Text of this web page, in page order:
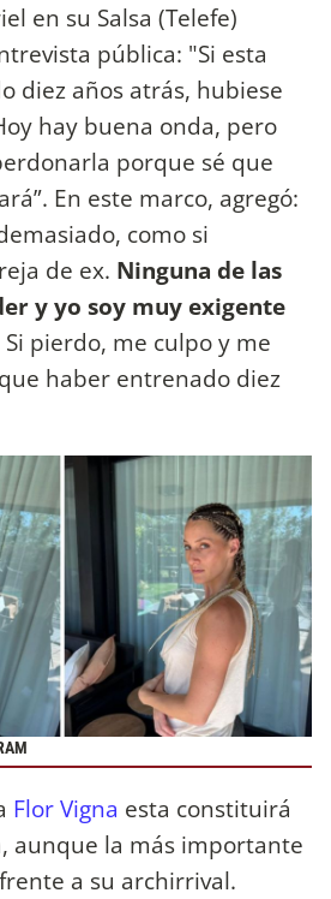
en su Salsa (Telefe)
pública: "Si esta
diez años atrás, hubiese
hay buena onda, pero
porque sé que
En este marco, agregó:
como si
de ex. Ninguna de las
y yo soy muy exigente
Si pierdo, me culpo y me
haber entrenado diez
Flor Vigna esta constituirá
aunque la más importante
a su archirrival.